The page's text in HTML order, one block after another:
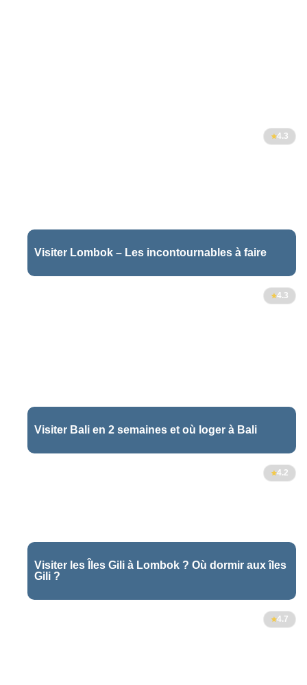
4.3
Visiter Lombok – Les incontournables à faire
4.3
Visiter Bali en 2 semaines et où loger à Bali
4.2
Visiter les Îles Gili à Lombok ? Où dormir aux îles
Gili ?
4.7